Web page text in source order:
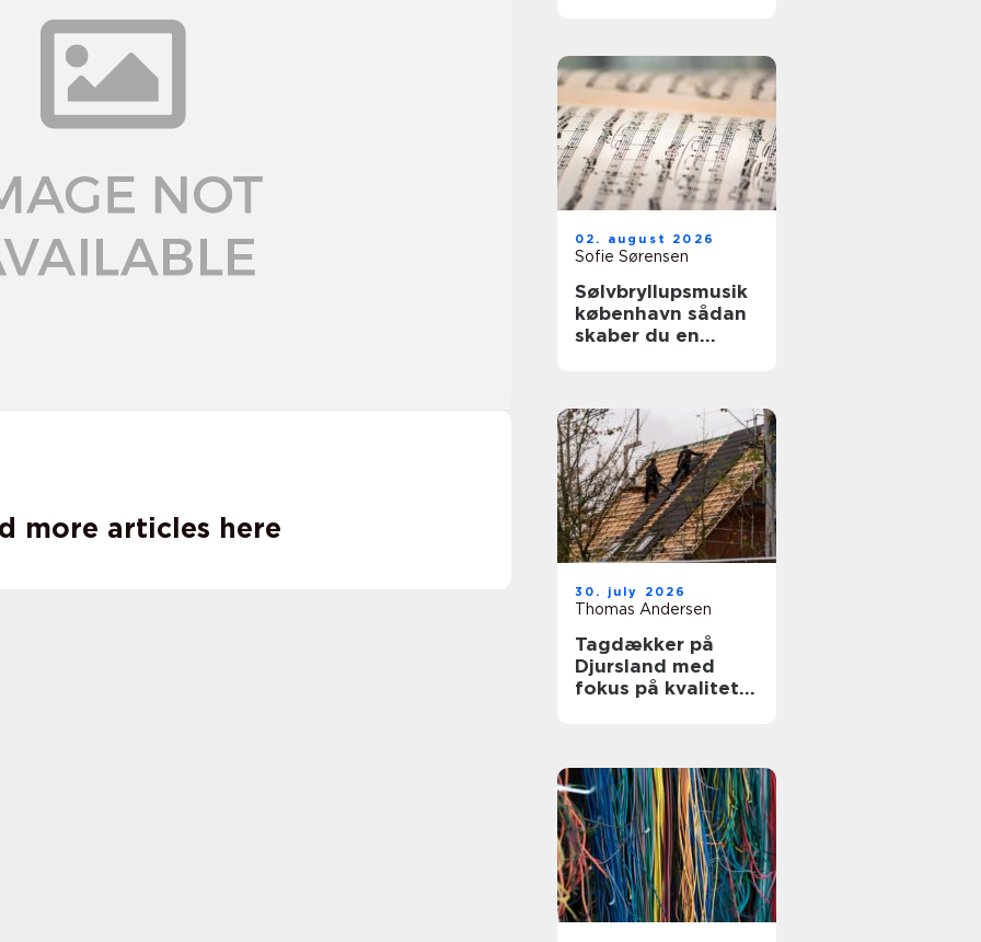
more articles here
02. august 2026
Sofie Sørensen
Sølvbryllupsmusik
københavn sådan
skaber du en
30. july 2026
Thomas Andersen
Tagdækker på
Djursland med
fokus på kvalitet